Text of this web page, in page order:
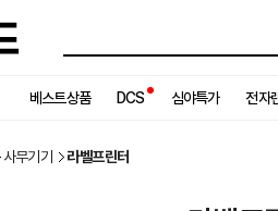
베스트상품 DCS 심야특가 전자
사무기기 라벨프린터